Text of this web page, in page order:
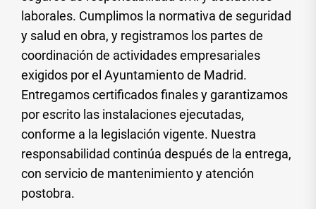
laborales. Cumplimos la normativa de seguridad
y salud en obra, y registramos los partes de
coordinación de actividades empresariales
exigidos por el Ayuntamiento de Madrid.
Entregamos certificados finales y garantizamos
por escrito las instalaciones ejecutadas,
conforme a la legislación vigente. Nuestra
responsabilidad continúa después de la entrega,
con servicio de mantenimiento y atención
postobra.